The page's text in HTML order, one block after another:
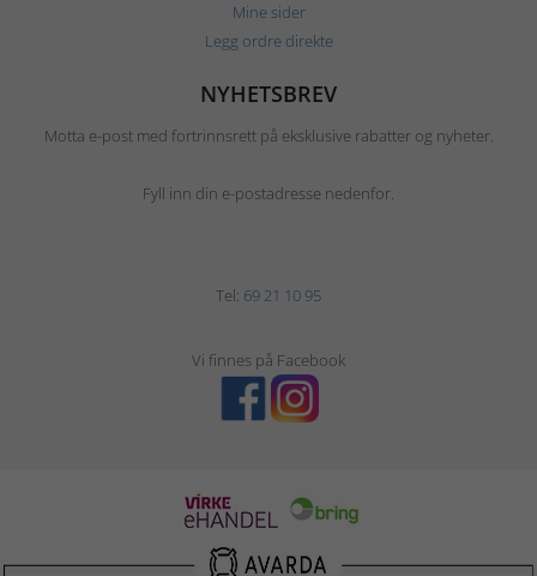
Mine sider
Legg ordre direkte
NYHETSBREV
Motta e-post med fortrinnsrett på eksklusive rabatter og nyheter.
Fyll inn din e-postadresse nedenfor.
Tel: 69 21 10 95
Vi finnes på Facebook